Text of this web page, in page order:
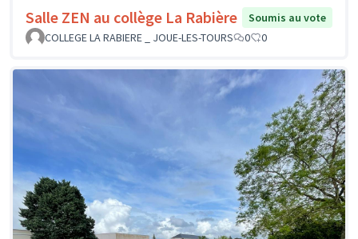
Salle ZEN au collège La Rabière
Soumis au vote
COLLEGE LA RABIERE _ JOUE-LES-TOURS
0 0